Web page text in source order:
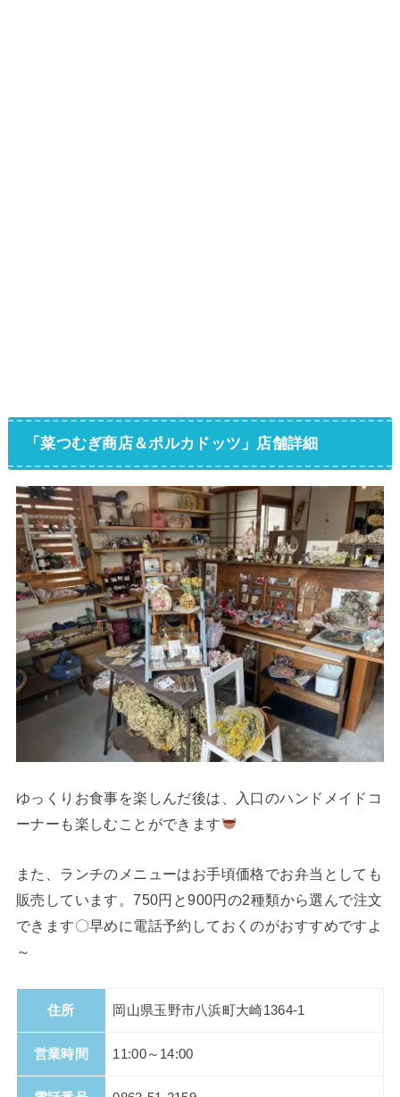
「菜つむぎ商店＆ポルカドッツ」店舗詳細
ゆっくりお食事を楽しんだ後は、入口のハンドメイドコ
ーナーも楽しむことができます
また、ランチのメニューはお手頃価格でお弁当としても
販売しています。750円と900円の2種類から選んで注文
できます〇早めに電話予約しておくのがおすすめですよ
～
住所 岡山県玉野市八浜町大崎1364-1
営業時間 11:00～14:00